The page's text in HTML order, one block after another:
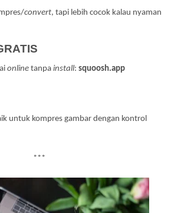
convert, tapi lebih cocok kalau nyaman
online tanpa install: squoosh.app
untuk kompres gambar dengan kontrol
***